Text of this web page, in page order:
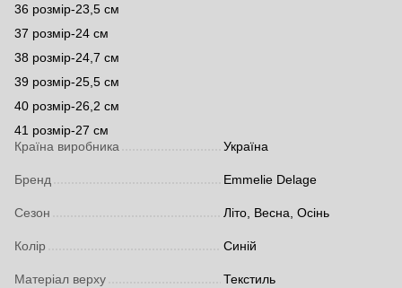
36 розмір-23,5 см
37 розмір-24 см
38 розмір-24,7 см
39 розмір-25,5 см
40 розмір-26,2 см
41 розмір-27 см
Країна виробника
Україна
Бренд Emmelie Delage
Сезон Літо, Весна, Осінь
Колір Синій
Матеріал верху Текстиль